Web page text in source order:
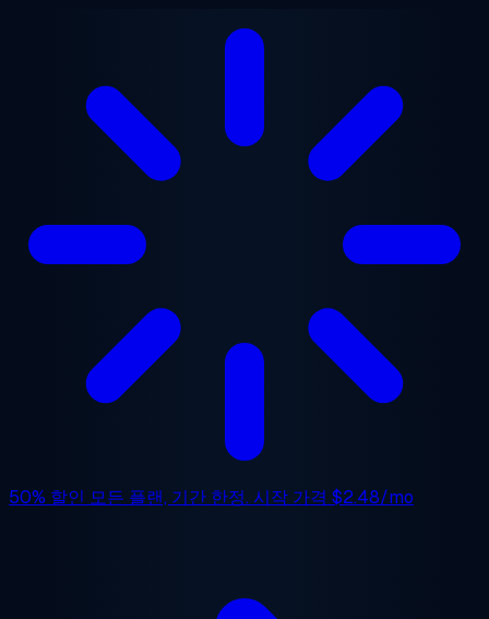
50% 할인 모든 플랜, 기간 한정. 시작 가격 $2.48/mo